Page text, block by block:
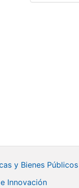
y Bienes Públicos
Innovación